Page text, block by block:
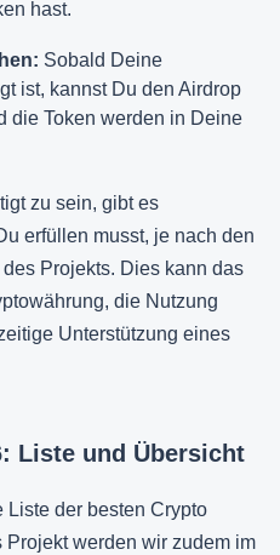
hast.
Sobald Deine
ist, kannst Du den Airdrop
die Token werden in Deine
zu sein, gibt es
erfüllen musst, je nach den
Projekts. Dies kann das
die Nutzung
Unterstützung eines
Liste und Übersicht
Liste der besten Crypto
werden wir zudem im